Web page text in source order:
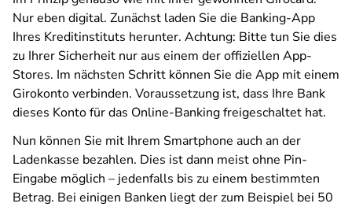
Nur eben digital. Zunächst laden Sie die Banking-App
Ihres Kreditinstituts herunter. Achtung: Bitte tun Sie dies
zu Ihrer Sicherheit nur aus einem der offiziellen App-
Stores. Im nächsten Schritt können Sie die App mit einem
Girokonto verbinden. Voraussetzung ist, dass Ihre Bank
dieses Konto für das Online-Banking freigeschaltet hat.
Nun können Sie mit Ihrem Smartphone auch an der
Ladenkasse bezahlen. Dies ist dann meist ohne Pin-
Eingabe möglich – jedenfalls bis zu einem bestimmten
Betrag. Bei einigen Banken liegt der zum Beispiel bei 50